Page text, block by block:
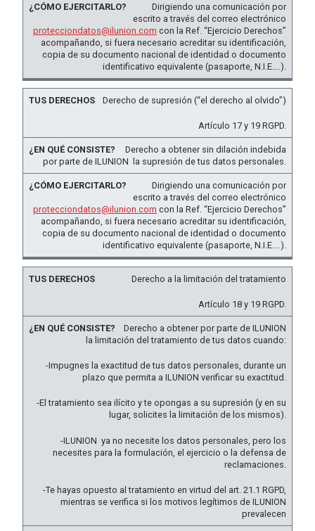
Dirigiendo una comunicación por
escrito a través del correo electrónico
protecciondatos@ilunion.com con la Ref. “Ejercicio Derechos”
acompañando, si fuera necesario acreditar su identificación,
copia de su documento nacional de identidad o documento
identificativo equivalente (pasaporte, N.I.E….).
Derecho de supresión (“el derecho al olvido”)
Artículo 17 y 19 RGPD.
Derecho a obtener sin dilación indebida
por parte de ILUNION la supresión de tus datos personales.
Dirigiendo una comunicación por
escrito a través del correo electrónico
protecciondatos@ilunion.com con la Ref. “Ejercicio Derechos”
acompañando, si fuera necesario acreditar su identificación,
copia de su documento nacional de identidad o documento
identificativo equivalente (pasaporte, N.I.E….).
Derecho a la limitación del tratamiento
Artículo 18 y 19 RGPD.
Derecho a obtener por parte de ILUNION
la limitación del tratamiento de tus datos cuando:
-Impugnes la exactitud de tus datos personales, durante un
plazo que permita a ILUNION verificar su exactitud.
-El tratamiento sea ilícito y te opongas a su supresión (y en su
lugar, solicites la limitación de los mismos).
-ILUNION ya no necesite los datos personales, pero los
necesites para la formulación, el ejercicio o la defensa de
reclamaciones.
-Te hayas opuesto al tratamiento en virtud del art. 21.1 RGPD,
mientras se verifica si los motivos legítimos de ILUNION
prevalecen